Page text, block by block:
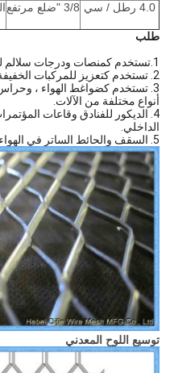
4.0 رطل / سي
3/8 "ضلع مرتفع
طلب
1.تستخدم كمنصات ودرجات سلالم للإنشاءات والسفن والجسور والغلايات.
2. تستخدم كتعزيز للمركبات الخفيفة.
3. تستخدم كضواغط الهواء ،
أنواع مختلفة من الآلات.
4. الديكور للفنادق وقاعات
الداخلي.
5. السقف والحائط الساتر في الهواء الطلق
توسيع اللوح المعدني